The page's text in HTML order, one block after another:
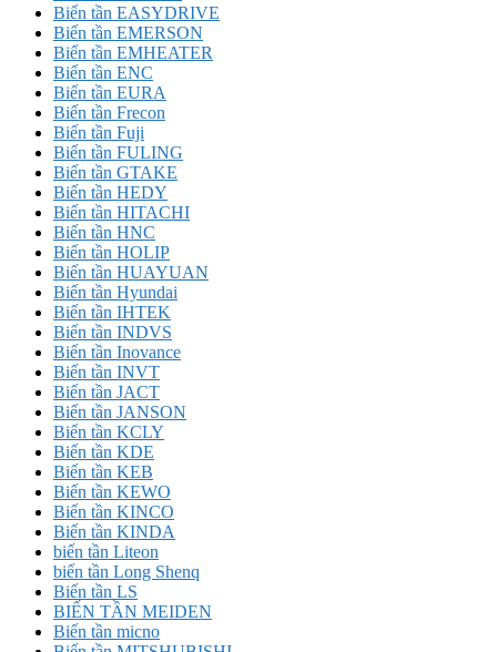
Biến tần EASYDRIVE
Biến tần EMERSON
Biến tần EMHEATER
Biến tần ENC
Biến tần EURA
Biến tần Frecon
Biến tần Fuji
Biến tần FULING
Biến tần GTAKE
Biến tần HEDY
Biến tần HITACHI
Biến tần HNC
Biến tần HOLIP
Biến tần HUAYUAN
Biến tần Hyundai
Biến tần IHTEK
Biến tần INDVS
Biến tần Inovance
Biến tần INVT
Biến tần JACT
Biến tần JANSON
Biến tần KCLY
Biến tần KDE
Biến tần KEB
Biến tần KEWO
Biến tần KINCO
Biến tần KINDA
biến tần Liteon
biến tần Long Shenq
Biến tần LS
BIẾN TẦN MEIDEN
Biến tần micno